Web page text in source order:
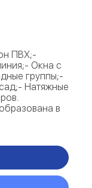
ПВХ;-
Окна с
группы;-
Натяжные
в